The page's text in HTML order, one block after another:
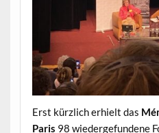
Erst kürzlich erhielt das
Paris 98 wiedergefundene